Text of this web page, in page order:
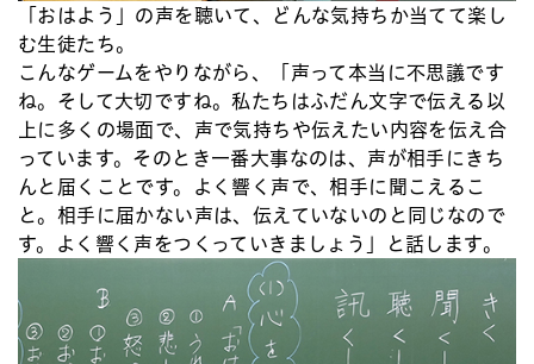
「おはよう」の声を聴いて、どんな気持ちか当てて楽し
む生徒たち。
こんなゲームをやりながら、「声って本当に不思議です
ね。そして大切ですね。私たちはふだん文字で伝える以
上に多くの場面で、声で気持ちや伝えたい内容を伝え合
っています。そのとき一番大事なのは、声が相手にきち
んと届くことです。よく響く声で、相手に聞こえるこ
と。相手に届かない声は、伝えていないのと同じなので
す。よく響く声をつくっていきましょう」と話します。